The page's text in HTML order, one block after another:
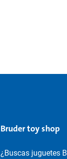
Bruder toy shop
¿Buscas juguetes